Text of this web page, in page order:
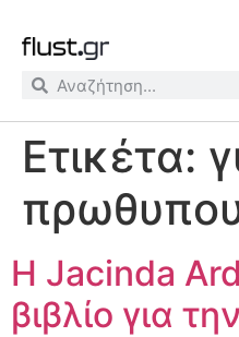
Ετικέτα:
Η Jacinda
βιβλίο για